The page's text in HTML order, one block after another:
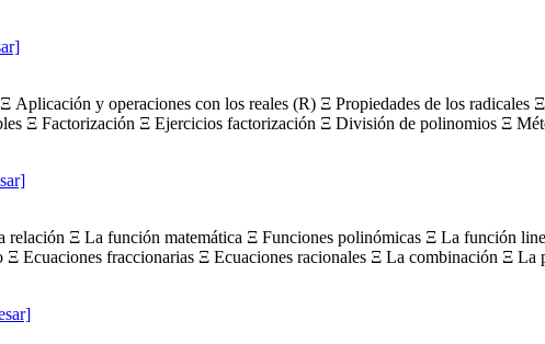
Aplicación y operaciones con los reales (R) Ξ Propiedades de los
Ξ Factorización Ξ Ejercicios factorización Ξ División de polinomios Ξ
Ξ La función matemática Ξ Funciones polinómicas Ξ La función
Ξ Ecuaciones fraccionarias Ξ Ecuaciones racionales Ξ La combinación Ξ